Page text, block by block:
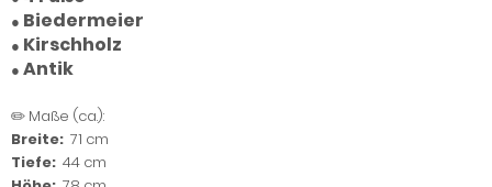
● Biedermeier
● Kirschholz
● Antik
✏️ Maße (ca.):
Breite: 71 cm
Tiefe: 44 cm